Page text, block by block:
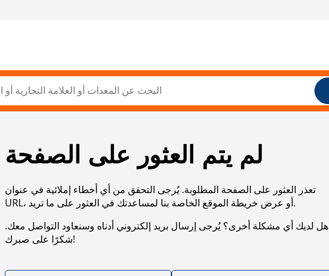
لم يتم العثور على الصفحة
تعذر العثور على الصفحة المطلوبة. يُرجى التحقق من أي أخطاء إملائية في عنوان
URL، أو عرض خريطة الموقع الخاصة بنا لمساعدتك في العثور على ما تريد.
هل لديك أي مشكلة أخرى؟ يُرجى إرسال بريد إلكتروني أدناه وسنعاود التواصل معك.
شكرًا على صبرك!